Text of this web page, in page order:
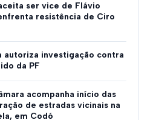
ser vice de Flávio
resistência de Ciro
autoriza investigação contra
da PF
acompanha início das
de estradas vicinais na
em Codó